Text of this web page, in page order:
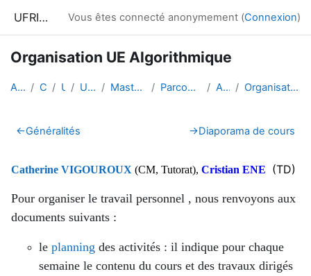
UFRIM²AG : Moodle Vous êtes connecté anonymement (Connexion)
Organisation UE Algorithmique
Accueil Cours UGA UFRIM²AG Master Informatique Parcours CCI 2e année ALGOCCI Organisation UE Algorithmique
Résumé de section
←Généralités →Diaporama de cours
Catherine VIGOUROUX (CM, Tutorat), Cristian ENE (TD)
Pour organiser le travail personnel , nous renvoyons aux
documents suivants :
le planning des activités : il indique pour chaque
semaine le contenu du cours et des travaux dirigés